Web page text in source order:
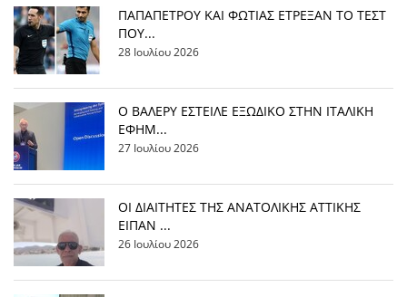
ΠΑΠΑΠΕΤΡΟΥ ΚΑΙ ΦΩΤΙΑΣ ΕΤΡΕΞΑΝ ΤΟ ΤΕΣΤ
ΠΟΥ...
28 Ιουλίου 2026
Ο ΒΑΛΕΡΥ ΕΣΤΕΙΛΕ ΕΞΩΔΙΚΟ ΣΤΗΝ ΙΤΑΛΙΚΗ
ΕΦΗΜ...
27 Ιουλίου 2026
ΟΙ ΔΙΑΙΤΗΤΕΣ ΤΗΣ ΑΝΑΤΟΛΙΚΗΣ ΑΤΤΙΚΗΣ
ΕΙΠΑΝ ...
26 Ιουλίου 2026